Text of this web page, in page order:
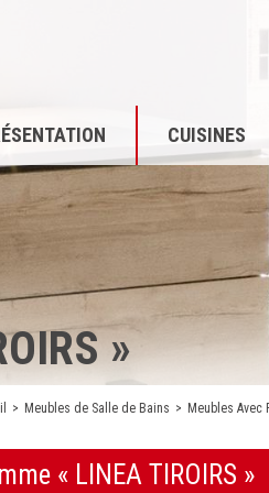
CUISINES
»
Meubles de Salle de Bains Meubles Avec
« LINEA TIROIRS »